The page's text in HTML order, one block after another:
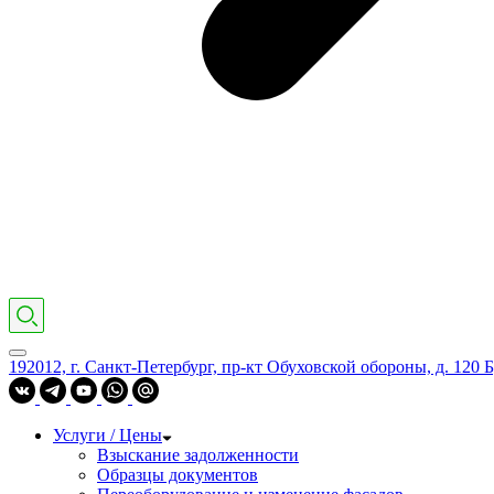
192012, г. Санкт-Петербург, пр-кт Обуховской обороны, д. 120
Услуги / Цены
Взыскание задолженности
Образцы документов